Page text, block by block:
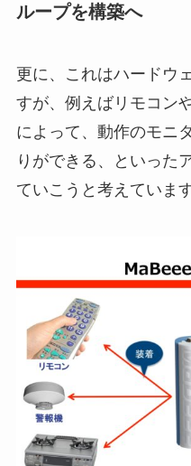
ループを構築へ
更に、これはハードウ
すが、例えばリモコン
によって、動作のモニ
りができる、といった
ていこうと考えています